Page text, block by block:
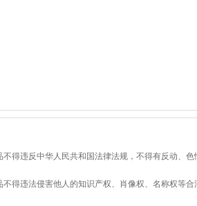
得违反中华人民共和国法律法规，不得有反动、
得违法侵害他人的知识产权、肖像权、名称权等